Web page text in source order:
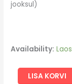
jooksul)
Availability: Laos
LISA KORVI